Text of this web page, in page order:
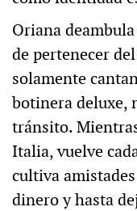
Oriana
de pertenecer
solamente
botinera deluxe,
tránsito.
Italia, vuelve
cultiva
dinero y hasta